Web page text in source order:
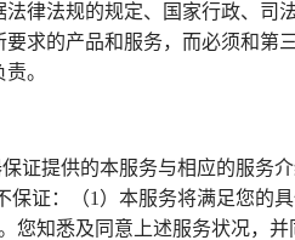
律法规的规定、国家行政、
求的产品和服务，而必须和第
。
证提供的本服务与相应的服
证：（1）本服务将满足您的
知悉及同意上述服务状况，并